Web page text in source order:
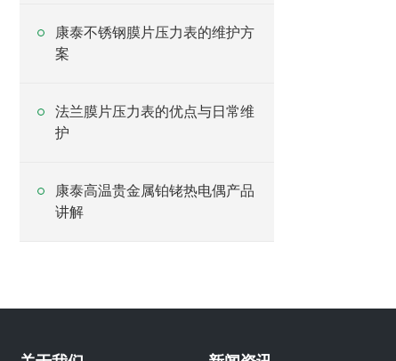
康泰不锈钢膜片压力表的维护方
案
法兰膜片压力表的优点与日常维
护
康泰高温贵金属铂铑热电偶产品
讲解